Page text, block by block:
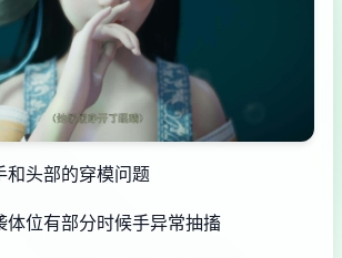
和头部的穿模问题
体位有部分时候手异常抽搐